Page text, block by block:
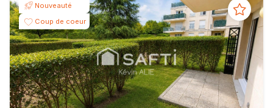
votre maison ou votre appartement au plus juste, de cibler les bons
acquéreurs et de défendre vos intérêts jusqu'à la signature.
Pourquoi me confier votre projet ?
Je vous propose l'estimation la plus précise du marché, elle est
gratuite et sans engagement, basée sur les données réelles et
actualisées.
Un accompagnement complet : de la première visite à la signature
Nouveauté
Coup de coeur